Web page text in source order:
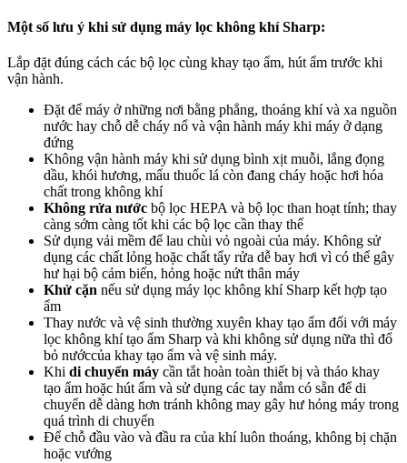
Một số lưu ý khi sử dụng máy lọc không khí Sharp:
Lắp đặt đúng cách các bộ lọc cùng khay tạo ẩm, hút ẩm trước khi
vận hành.
Đặt để máy ở những nơi bằng phẳng, thoáng khí và xa nguồn
nước hay chỗ dễ cháy nổ và vận hành máy khi máy ở dạng
đứng
Không vận hành máy khi sử dụng bình xịt muỗi, lắng đọng
dầu, khói hương, mẩu thuốc lá còn đang cháy hoặc hơi hóa
chất trong không khí
Không rửa nước bộ lọc HEPA và bộ lọc than hoạt tính; thay
càng sớm càng tốt khi các bộ lọc cần thay thế
Sử dụng vải mềm để lau chùi vỏ ngoài của máy. Không sử
dụng các chất lỏng hoặc chất tẩy rửa dễ bay hơi vì có thể gây
hư hại bộ cảm biến, hỏng hoặc nứt thân máy
Khử cặn nếu sử dụng máy lọc không khí Sharp kết hợp tạo
ẩm
Thay nước và vệ sinh thường xuyên khay tạo ẩm đối với máy
lọc không khí tạo ẩm Sharp và khi không sử dụng nữa thì đổ
bỏ nướccủa khay tạo ẩm và vệ sinh máy.
Khi di chuyển máy cần tắt hoàn toàn thiết bị và tháo khay
tạo ẩm hoặc hút ẩm và sử dụng các tay nắm có sẵn để di
chuyển dễ dàng hơn tránh không may gây hư hỏng máy trong
quá trình di chuyển
Để chỗ đầu vào và đầu ra của khí luôn thoáng, không bị chặn
hoặc vướng